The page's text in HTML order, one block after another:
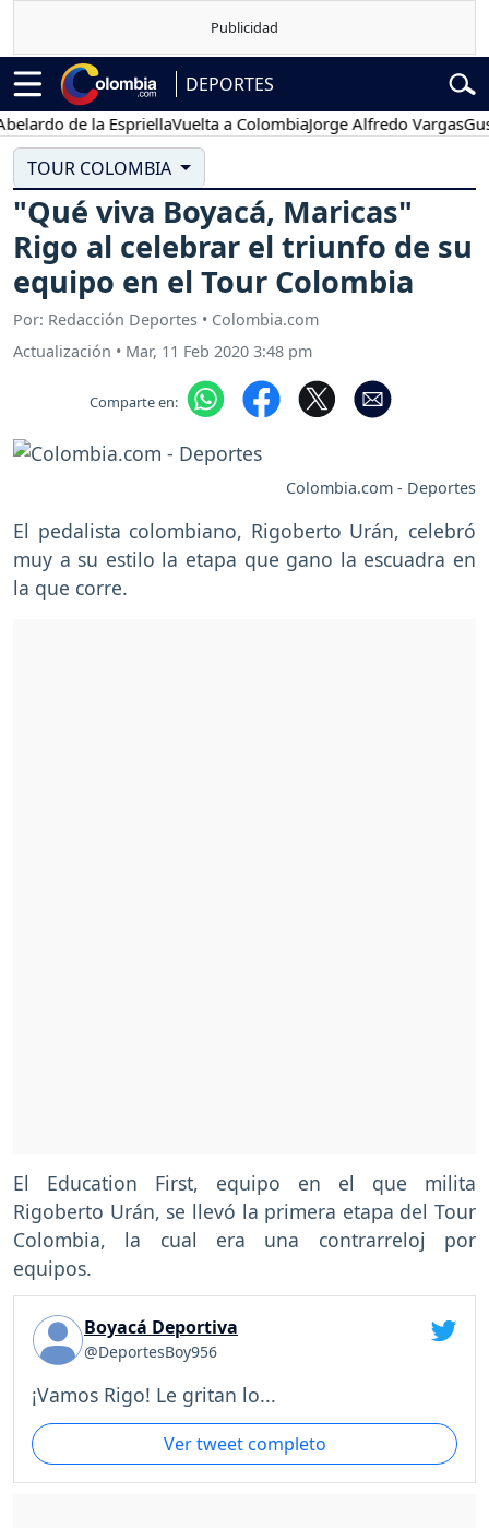
DEPORTES
de la EspriellaVuelta a ColombiaJorge Alfredo Vargas
TOUR COLOMBIA
"Qué viva Boyacá, Maricas"
Rigo al celebrar el triunfo de su
equipo en el Tour Colombia
Por: Redacción Deportes • Colombia.com
Actualización • Mar, 11 Feb 2020 3:48 pm
Comparte en:
Colombia.com - Deportes
El pedalista colombiano, Rigoberto Urán, celebró
muy a su estilo la etapa que gano la escuadra en
la que corre.
El Education First, equipo en el que milita
Rigoberto Urán, se llevó la primera etapa del Tour
Colombia, la cual era una contrarreloj por
equipos.
Boyacá Deportiva
@DeportesBoy956
¡Vamos Rigo! Le gritan lo...
Ver tweet completo